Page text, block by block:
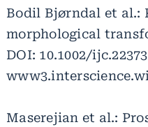
Bodil Bjørndal et al.:
morphological
DOI: 10.1002/ijc.22373
Maserejian et al.: